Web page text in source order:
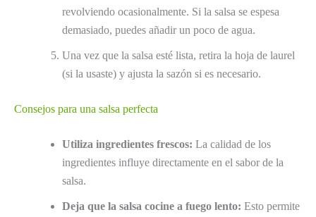
revolviendo ocasionalmente. Si la salsa se espesa
demasiado, puedes añadir un poco de agua.
Una vez que la salsa esté lista, retira la hoja de laurel
(si la usaste) y ajusta la sazón si es necesario.
Consejos para una salsa perfecta
Utiliza ingredientes frescos: La calidad de los
ingredientes influye directamente en el sabor de la
salsa.
Deja que la salsa cocine a fuego lento: Esto permite